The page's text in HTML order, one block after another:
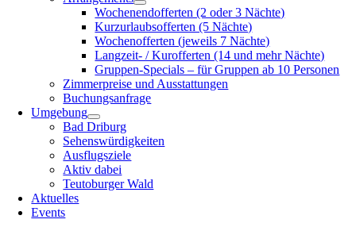
Wochenendofferten (2 oder 3 Nächte)
Kurzurlaubsofferten (5 Nächte)
Wochenofferten (jeweils 7 Nächte)
Langzeit- / Kurofferten (14 und mehr Nächte)
Gruppen-Specials – für Gruppen ab 10 Personen
Zimmerpreise und Ausstattungen
Buchungsanfrage
Umgebung
Bad Driburg
Sehenswürdigkeiten
Ausflugsziele
Aktiv dabei
Teutoburger Wald
Aktuelles
Events